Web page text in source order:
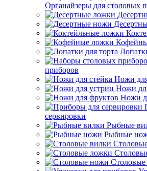
Органайзеры для столовых
приборов
Ножи
Ножи
Ножи
сервировки
Рыбные
Рыбные